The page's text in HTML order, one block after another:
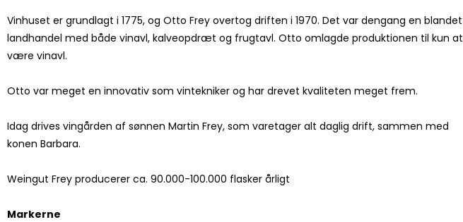
Vinhuset er grundlagt i 1775, og Otto Frey overtog driften i 1970. Det var dengang en blandet
landhandel med både vinavl, kalveopdræt og frugtavl. Otto omlagde produktionen til kun at
være vinavl.
Otto var meget en innovativ som vintekniker og har drevet kvaliteten meget frem.
Idag drives vingården af sønnen Martin Frey, som varetager alt daglig drift, sammen med
konen Barbara.
Weingut Frey producerer ca. 90.000-100.000 flasker årligt
Markerne